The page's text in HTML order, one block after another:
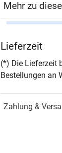
Mehr zu
Seiten
ISBN
Lieferzeit
(*) Die Lieferzeit
Bestellungen an
Zahlung &